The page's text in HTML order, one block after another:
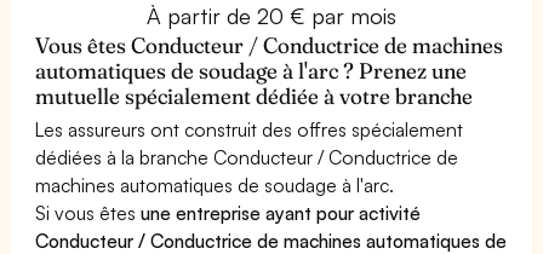
À partir de 20 € par mois
Vous êtes Conducteur / Conductrice de machines
automatiques de soudage à l'arc ? Prenez une
mutuelle spécialement dédiée à votre branche
Les assureurs ont construit des offres spécialement
dédiées à la branche Conducteur / Conductrice de
machines automatiques de soudage à l'arc.
Si vous êtesune entreprise ayant pour activité
Conducteur / Conductrice de machines automatiques de